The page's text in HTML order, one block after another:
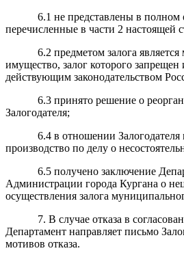
6.1 не представлены в
перечисленные в части 2 настоящей
6.2 предметом залога
имущество, залог которого запрещен
действующим законодательством
6.3 принято решение о
Залогодателя;
6.4 в отношении Залогодателя
производство по делу о
6.5 получено заключение
Администрации города Кургана о
осуществления залога
7. В случае отказа в
Департамент направляет письмо
мотивов отказа.